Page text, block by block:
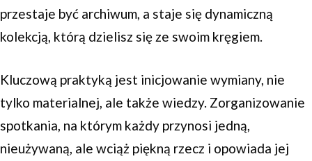
przestaje być archiwum, a staje się dynamiczną
kolekcją, którą dzielisz się ze swoim kręgiem.
Kluczową praktyką jest inicjowanie wymiany, nie
tylko materialnej, ale także wiedzy. Zorganizowanie
spotkania, na którym każdy przynosi jedną,
nieużywaną, ale wciąż piękną rzecz i opowiada jej